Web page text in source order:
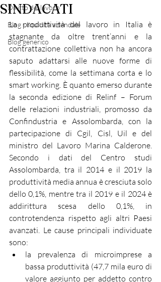
Diritto del lavoro
Blog - liquidità aziendale
Blog generico
SINDACATI
La produttività del lavoro in Italia è
stagnante da oltre trent’anni e la
contrattazione collettiva non ha ancora
saputo adattarsi alle nuove forme di
flessibilità, come la settimana corta e lo
smart working. È quanto emerso durante
la seconda edizione di Relinf – Forum
delle relazioni industriali, promosso da
Confindustria e Assolombarda, con la
partecipazione di Cgil, Cisl, Uil e del
ministro del Lavoro Marina Calderone.
Secondo i dati del Centro studi
Assolombarda, tra il 2014 e il 2019 la
produttività media annua è cresciuta solo
dello 0,1%, mentre tra il 2019 e il 2024 è
addirittura scesa dello 0,1%, in
controtendenza rispetto agli altri Paesi
avanzati. Le cause principali individuate
sono:
la prevalenza di microimprese a
bassa produttività (47,7 mila euro di
valore aggiunto per addetto contro